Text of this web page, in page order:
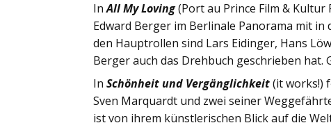
InAll My Loving(Port au Prince Film &
Edward Berger im Berlinale Panorama mit
den Hauptrollen sind Lars Eidinger, Hans
Berger auch das Drehbuch geschrieben hat.
InSchönheit und Vergänglichkeit(it works!)
Sven Marquardt und zwei seiner
ist von ihrem künstlerischen Blick auf die